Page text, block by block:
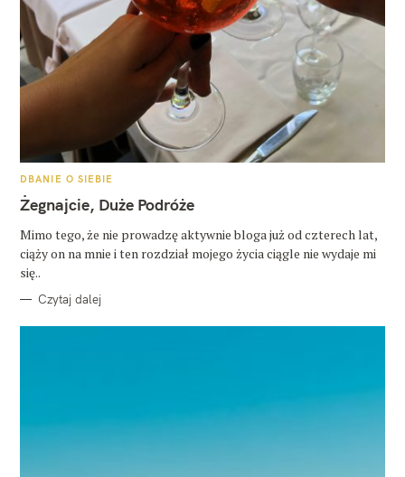
K
T
E
O
R
I
DBANIE O SIEBIE
Żegnajcie, Duże Podróże
Mimo tego, że nie prowadzę aktywnie bloga już od czterech lat,
ciąży on na mnie i ten rozdział mojego życia ciągle nie wydaje mi
się..
Czytaj dalej